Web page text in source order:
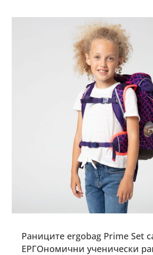
Раниците ergobag Prime Set
ЕРГОномични ученически